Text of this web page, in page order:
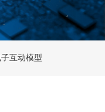
子互动模型